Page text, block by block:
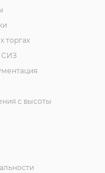
торгах
СИЗ
с высоты